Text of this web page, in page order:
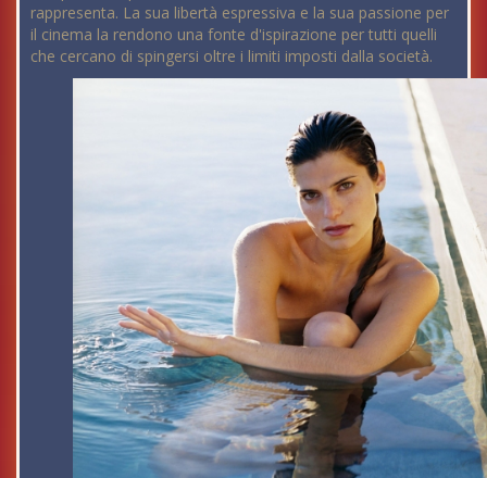
rappresenta. La sua libertà espressiva e la sua passione per
il cinema la rendono una fonte d'ispirazione per tutti quelli
che cercano di spingersi oltre i limiti imposti dalla società.